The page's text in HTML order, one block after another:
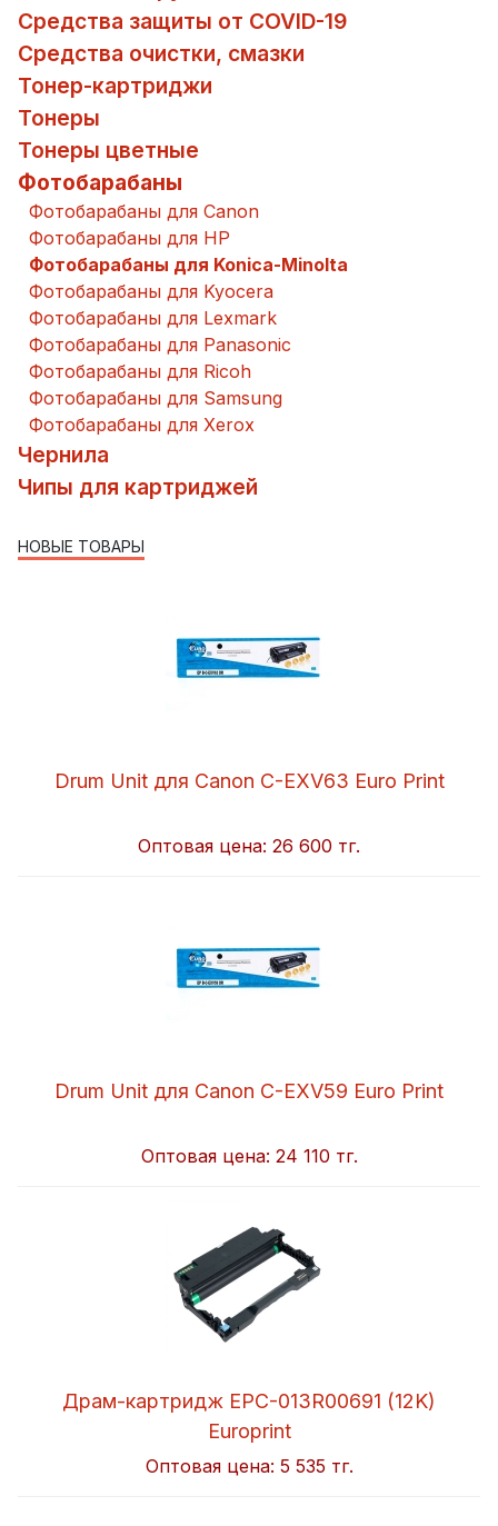
Средства защиты от COVID-19
Средства очистки, смазки
Тонер-картриджи
Тонеры
Тонеры цветные
Фотобарабаны
Фотобарабаны для Canon
Фотобарабаны для HP
Фотобарабаны для Konica-Minolta
Фотобарабаны для Kyocera
Фотобарабаны для Lexmark
Фотобарабаны для Panasonic
Фотобарабаны для Ricoh
Фотобарабаны для Samsung
Фотобарабаны для Xerox
Чернила
Чипы для картриджей
НОВЫЕ ТОВАРЫ
Drum Unit для Canon C-EXV63 Euro Print
Оптовая цена: 26 600 тг.
Drum Unit для Canon C-EXV59 Euro Print
Оптовая цена: 24 110 тг.
Драм-картридж EPC-013R00691 (12K)
Europrint
Оптовая цена: 5 535 тг.